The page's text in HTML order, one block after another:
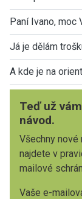
Paní Ivano, moc
Já je dělám
A kde je na
Teď už
návod.
Všechny nové
najdete v
mailové
Vaše e-